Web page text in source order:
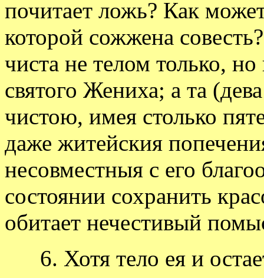
почитает ложь? Как
которой сожжена
чиста не телом только,
святого Жениха; а та
чистою, имея столько
даже житейския
несовместныя с его
состоянии сохранить
обитает нечестивый
6. Хотя тело ея и